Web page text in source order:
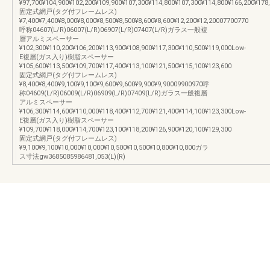
固定式網戸(タグ付フレームレス)
¥7,400¥7,400¥8,000¥8,000¥8,500¥8,500¥8,600¥8,600¥12,200¥12,20007700770
呼称04607(L/R)06007(L/R)06907(L/R)07407(L/R)ガラス一般複
層アルミスペーサー
¥102,300¥110,200¥106,200¥113,900¥108,900¥117,300¥110,500¥119,000Low-
E複層(ガス入り)樹脂スペーサー
¥105,600¥113,500¥109,700¥117,400¥113,100¥121,500¥115,100¥123,600
固定式網戸(タグ付フレームレス)
¥8,400¥8,400¥9,100¥9,100¥9,600¥9,600¥9,900¥9,90009900970呼
称04609(L/R)06009(L/R)06909(L/R)07409(L/R)ガラス一般複層
アルミスペーサー
¥106,300¥114,600¥110,000¥118,400¥112,700¥121,400¥114,100¥123,300Low-
E複層(ガス入り)樹脂スペーサー
¥109,700¥118,000¥114,700¥123,100¥118,200¥126,900¥120,100¥129,300
固定式網戸(タグ付フレームレス)
¥9,100¥9,100¥10,000¥10,000¥10,500¥10,500¥10,800¥10,800ガラ
ス寸法gw3685085986481,053(L)(R)